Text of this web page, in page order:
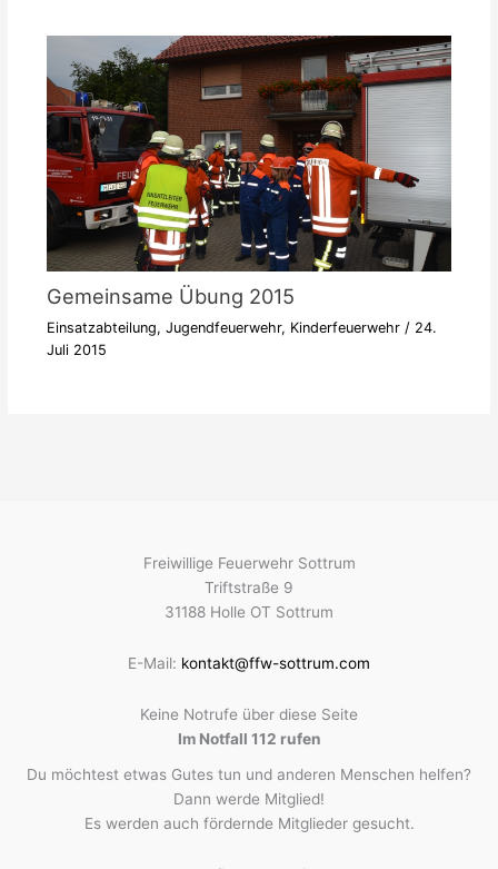
Gemeinsame Übung 2015
Einsatzabteilung, Jugendfeuerwehr, Kinderfeuerwehr/ 24.
Juli 2015
Freiwillige Feuerwehr Sottrum
Triftstraße 9
31188 Holle OT Sottrum
E-Mail: kontakt@ffw-sottrum.com
Keine Notrufe über diese Seite
Im Notfall 112 rufen
Du möchtest etwas Gutes tun und anderen Menschen helfen?
Dann werde Mitglied!
Es werden auch fördernde Mitglieder gesucht.